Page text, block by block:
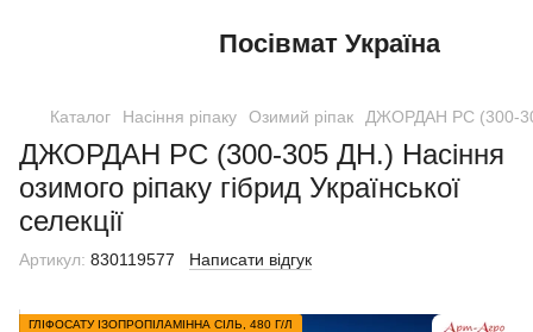
Посівмат Україна
Каталог Насіння ріпаку Озимий ріпак ДЖОРДАН РС (300-305
ДЖОРДАН РС (300-305 ДН.) Насіння
озимого ріпаку гібрид Української
селекції
Артикул: 830119577 Написати відгук
ГЛІФОСАТУ ІЗОПРОПІЛАМІННА СІЛЬ, 480 Г/Л